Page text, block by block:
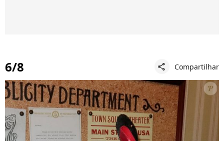
6/8 share Compartilhar